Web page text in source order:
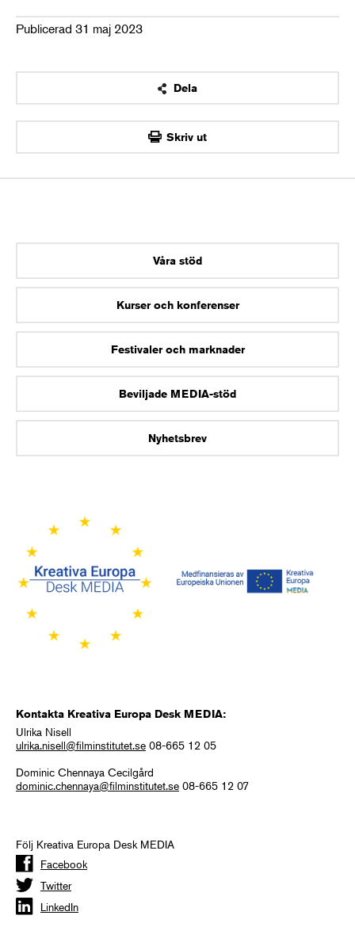
Publicerad 31 maj 2023
Dela
OK
Skriv ut
Våra stöd
Kurser och konferenser
Festivaler och marknader
Beviljade MEDIA-stöd
Nyhetsbrev
Kontakta Kreativa Europa Desk MEDIA:
Ulrika Nisell
ulrika.nisell@filminstitutet.se 08-665 12 05
Dominic Chennaya Cecilgård
dominic.chennaya@filminstitutet.se 08-665 12 07
Följ Kreativa Europa Desk MEDIA
Facebook
Twitter
LinkedIn